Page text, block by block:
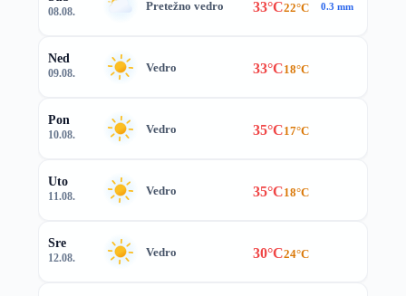
08.08. Pretežno vedro 33°C22°C 0.3 mm
Ned
09.08. Vedro 33°C18°C
Pon
10.08. Vedro 35°C17°C
Uto
11.08. Vedro 35°C18°C
Sre
12.08. Vedro 30°C24°C